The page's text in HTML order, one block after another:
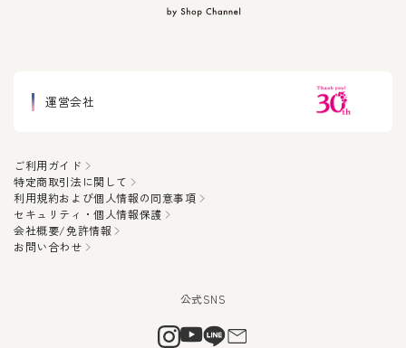
運営会社
ご利用ガイド
特定商取引法に関して
利用規約および個人情報の同意事項
セキュリティ・個人情報保護
会社概要/免許情報
お問い合わせ